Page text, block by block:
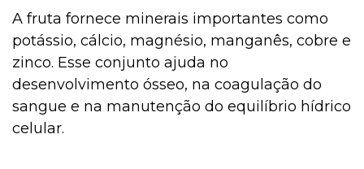
A fruta fornece minerais importantes como
potássio, cálcio, magnésio, manganês, cobre e
zinco. Esse conjunto ajuda no
desenvolvimento ósseo, na coagulação do
sangue e na manutenção do equilíbrio hídrico
celular.